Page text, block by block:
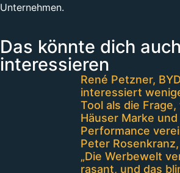
Unternehmen.
Das könnte dich auch
interessieren
René Petzner,
interessiert
Tool als die
Häuser Marke und
Performance
Peter
„Die Werbewelt
rasant, und das